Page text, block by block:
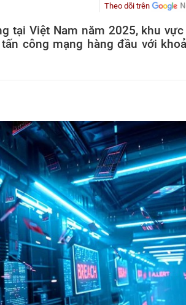
Theo dõi trên
tại Việt Nam năm 2025, khu
công mạng hàng đầu với